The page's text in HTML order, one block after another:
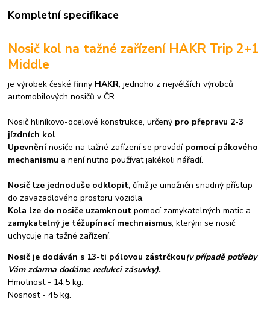
Kompletní specifikace
Nosič kol na tažné zařízení HAKR Trip 2+1
Middle
je výrobek české firmy HAKR, jednoho z největších výrobců
automobilových nosičů v ČR.
Nosič hliníkovo-ocelové konstrukce, určený pro přepravu 2-3
jízdních kol.
Upevněnínosiče na tažné zařízení se provádí pomocí pákového
mechanismu a není nutno používat jakékoli nářadí.
Nosič lze jednoduše odklopit, čímž je umožněn snadný přístup
do zavazadlového prostoru vozidla.
Kola lze do nosiče uzamknout pomocí zamykatelných matic a
zamykatelný je téžupínací mechnaismus, kterým se nosič
uchycuje na tažné zařízení.
Nosič je dodáván s 13-ti pólovou zástrčkou(v případě potřeby
Vám zdarma dodáme redukci zásuvky).
Hmotnost - 14,5 kg.
Nosnost - 45 kg.